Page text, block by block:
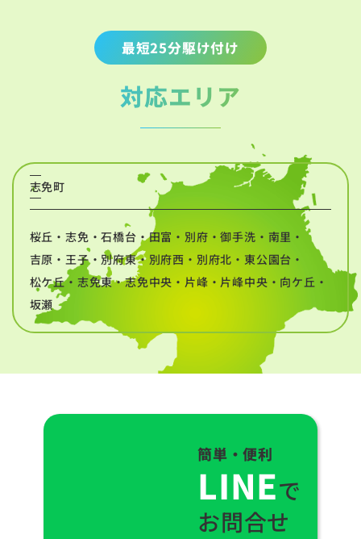
最短25分駆け付け
対応エリア
志免町
桜丘・志免・石橋台・田富・別府・御手洗・南里・
吉原・王子・別府東・別府西・別府北・東公園台・
松ケ丘・志免東・志免中央・片峰・片峰中央・向ケ丘・
坂瀬
簡単・便利
LINEで
お問合せ